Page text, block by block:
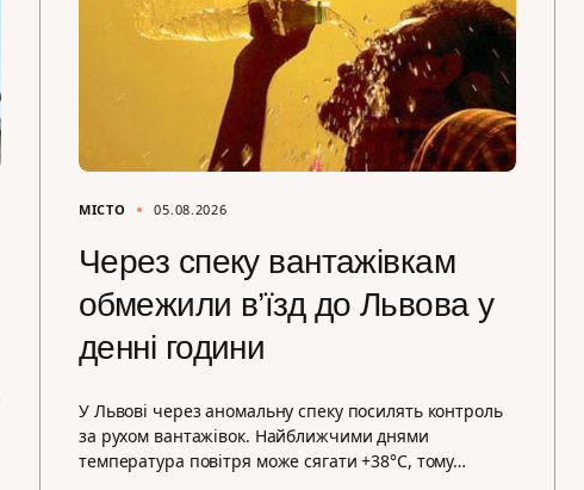
МІСТО 05.08.2026
Через спеку вантажівкам
обмежили в’їзд до Львова у
денні години
У Львові через аномальну спеку посилять контроль
за рухом вантажівок. Найближчими днями
температура повітря може сягати +38°C, тому…